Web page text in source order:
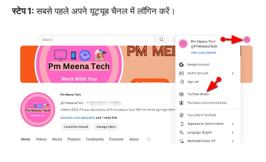
स्टेप 1:सबसे पहले अपने यूट्यूब चैनल में लॉगिन करें।